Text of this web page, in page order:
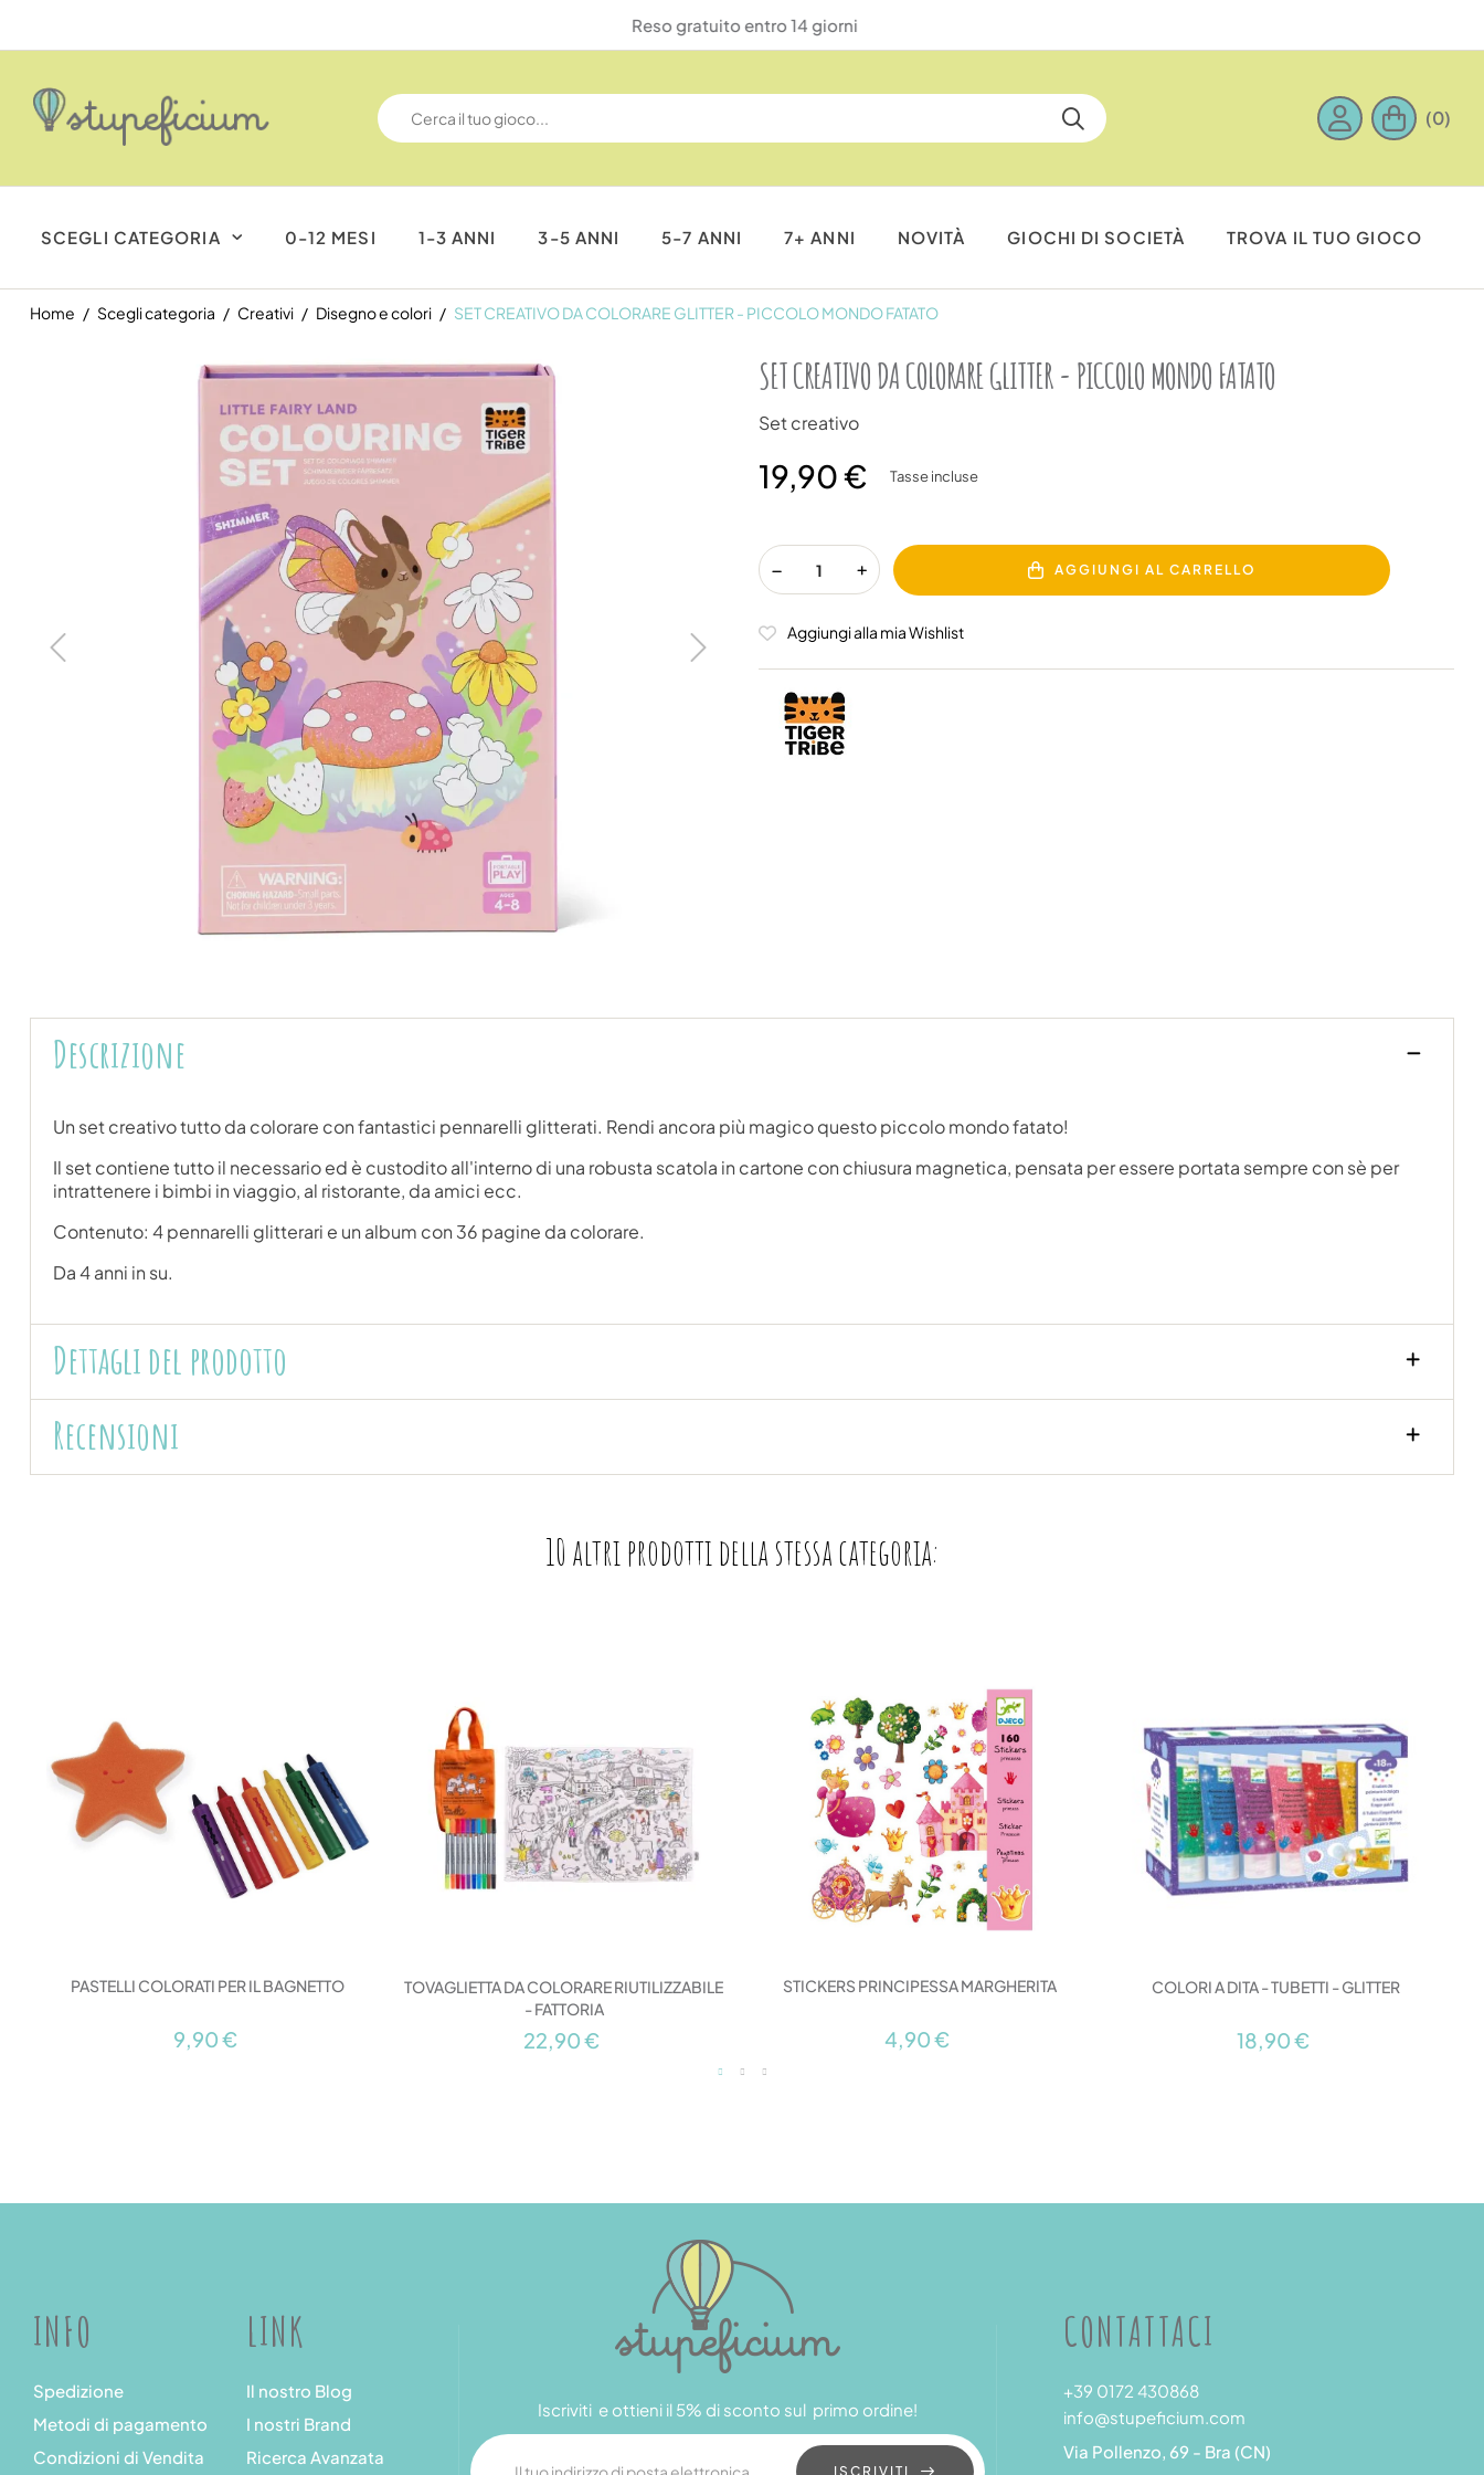
Reso gratuito entro 14 giorni
(0)
SCEGLI CATEGORIA 0-12 MESI 1-3 ANNI 3-5 ANNI 5-7 ANNI 7+ ANNI NOVITÀ GIOCHI DI SOCIETÀ TROVA IL TUO GIOCO
Home Scegli categoria Creativi Disegno e colori SET CREATIVO DA COLORARE GLITTER - PICCOLO MONDO FATATO
SET CREATIVO DA COLORARE GLITTER - PICCOLO MONDO FATATO
Set creativo
19,90 € Tasse incluse
AGGIUNGI AL CARRELLO
Aggiungi alla mia Wishlist
Descrizione
Un set creativo tutto da colorare con fantastici pennarelli glitterati. Rendi ancora più magico questo piccolo mondo fatato!
Il set contiene tutto il necessario ed è custodito all'interno di una robusta scatola in cartone con chiusura magnetica, pensata per essere portata sempre con sè per
intrattenere i bimbi in viaggio, al ristorante, da amici ecc.
Contenuto: 4 pennarelli glitterari e un album con 36 pagine da colorare.
Da 4 anni in su.
Dettagli del prodotto
Recensioni
10 altri prodotti della stessa categoria:
PASTELLI COLORATI PER IL BAGNETTO
9,90 €
TOVAGLIETTA DA COLORARE RIUTILIZZABILE
- FATTORIA
22,90 €
STICKERS PRINCIPESSA MARGHERITA
4,90 €
COLORI A DITA - TUBETTI - GLITTER
18,90 €
INFO
Spedizione
Metodi di pagamento
Condizioni di Vendita
LINK
Il nostro Blog
I nostri Brand
Ricerca Avanzata
Iscriviti e ottieni il 5% di sconto sul primo ordine!
ISCRIVITI
CONTATTACI
+39 0172 430868
info@stupeficium.com
Via Pollenzo, 69 - Bra (CN)